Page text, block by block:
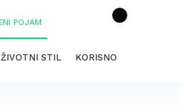
ŽIVOTNI STIL KORISNO